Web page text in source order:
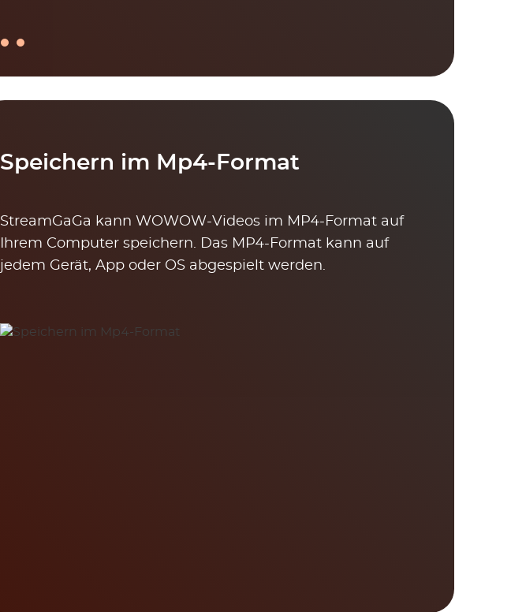
Speichern im Mp4-Format
StreamGaGa kann WOWOW-Videos im MP4-Format auf
Ihrem Computer speichern. Das MP4-Format kann auf
jedem Gerät, App oder OS abgespielt werden.